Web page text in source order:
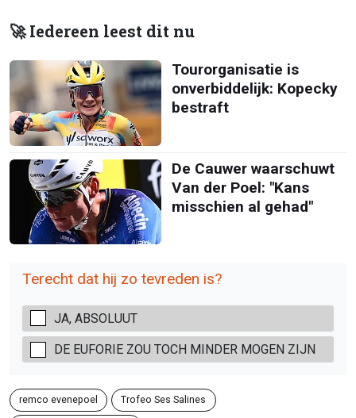
🚀 Iedereen leest dit nu
Tourorganisatie is
onverbiddelijk: Kopecky
bestraft
De Cauwer waarschuwt
Van der Poel: "Kans
misschien al gehad"
Terecht dat hij zo tevreden is?
JA, ABSOLUUT
DE EUFORIE ZOU TOCH MINDER MOGEN ZIJN
remco evenepoel Trofeo Ses Salines